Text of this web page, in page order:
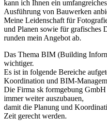
kann ich Ihnen ein
Ausführung von Bauwerken
Meine Leidenschaft für
und Planen sowie für grafisches
runden mein Angebot ab.
Das Thema BIM (Building
wichtiger.
Es ist in folgende Bereiche
Koordination und BIM-
Die Firma sk formgebung
immer weiter auszubauen,
damit die Planung und
Zeit gerecht werden.